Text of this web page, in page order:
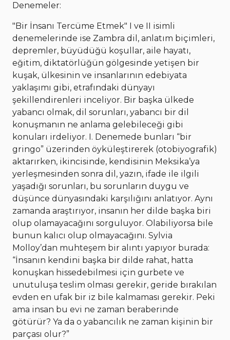
Denemeler:
"Bir İnsanı Tercüme Etmek" I ve II isimli
denemelerinde ise Zambra dil, anlatım biçimleri,
depremler, büyüdüğü koşullar, aile hayatı,
eğitim, diktatörlüğün gölgesinde yetişen bir
kuşak, ülkesinin ve insanlarının edebiyata
yaklaşımı gibi, etrafındaki dünyayı
şekillendirenleri inceliyor. Bir başka ülkede
yabancı olmak, dil sorunları, yabancı bir dil
konuşmanın ne anlama gelebileceği gibi
konuları irdeliyor. I. Denemede bunları “bir
gringo” üzerinden öyküleştirerek (otobiyografik)
aktarırken, ikincisinde, kendisinin Meksika’ya
yerleşmesinden sonra dil, yazın, ifade ile ilgili
yaşadığı sorunları, bu sorunların duygu ve
düşünce dünyasındaki karşılığını anlatıyor. Aynı
zamanda araştırıyor, insanın her dilde başka biri
olup olamayacağını sorguluyor. Olabiliyorsa bile
bunun kalıcı olup olmayacağını. Sylvia
Molloy’dan muhteşem bir alıntı yapıyor burada:
“İnsanın kendini başka bir dilde rahat, hatta
konuşkan hissedebilmesi için gurbete ve
unutuluşa teslim olması gerekir, geride bırakılan
evden en ufak bir iz bile kalmaması gerekir. Peki
ama insan bu evi ne zaman beraberinde
götürür? Ya da o yabancılık ne zaman kişinin bir
parçası olur?”